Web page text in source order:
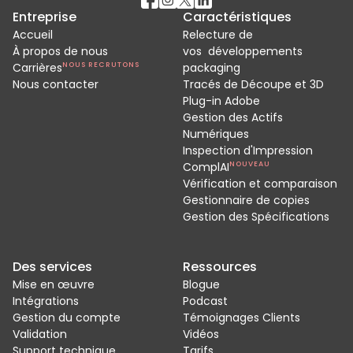
Entreprise
Accueil
À propos de nous
CarrièresNOUS RECRUTONS
Nous contacter
Caractéristiques
Relecture de
vos développements
packaging
Tracés de Découpe et 3D
Plug-in Adobe
Gestion des Actifs
Numériques
Inspection d'Impression
ComplAINOUVEAU
Vérification et comparaison
Gestionnaire de copies
Gestion des Spécifications
Des services
Mise en œuvre
Intégrations
Gestion du compte
Validation
Ressources
Blogue
Podcast
Témoignages Clients
Vidéos